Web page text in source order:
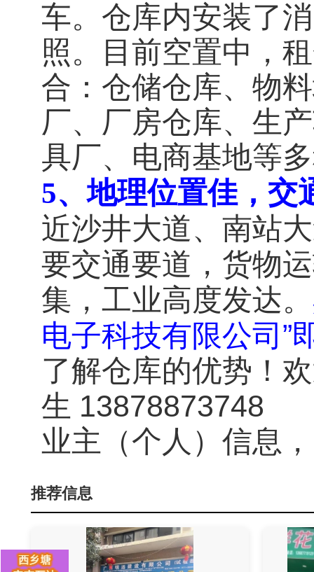
车。仓库内安装了
照。
目前空置中，
合：仓储仓库、物
厂、厂房仓库、生
具厂、电商基地等
5、地理位置佳，交
近沙井大道、南站
要交通要道， 货物
集，工业高度发达。
电子科技有限公司 ”
了解仓库的优势！
生 13878873748
业主（个人）信息
推荐信息